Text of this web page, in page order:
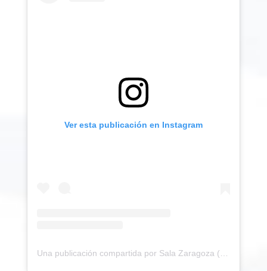
Ver esta publicación en Instagram
Una publicación compartida por Sala Zaragoza (@salazaragoza)